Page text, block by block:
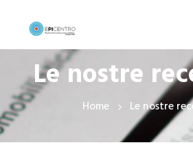
Le nostre
Home Le nostre